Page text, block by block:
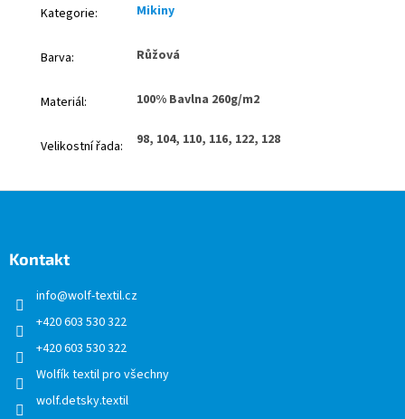
Kategorie: Mikiny
Barva: Růžová
Materiál: 100% Bavlna 260g/m2
Velikostní řada: 98, 104, 110, 116, 122, 128
Kontakt
info@wolf-textil.cz
+420 603 530 322
+420 603 530 322
Wolfík textil pro všechny
wolf.detsky.textil